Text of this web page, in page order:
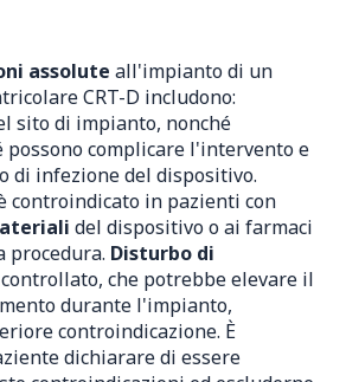
assolute all'impianto di un
CRT-D includono:
sito di impianto, nonché
possono complicare l'intervento e
di infezione del dispositivo.
controindicato in pazienti con
del dispositivo o ai farmaci
Disturbo di
che potrebbe elevare il
durante l'impianto,
controindicazione. È
dichiarare di essere